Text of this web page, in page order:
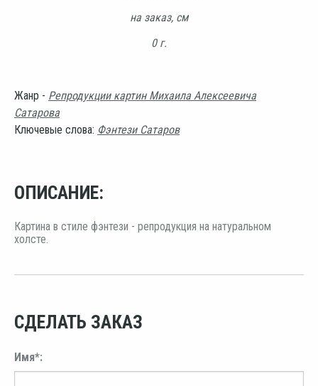
на заказ, см
0 г.
Жанр - Репродукции картин Михаила Алексеевича
Сатарова
Ключевые слова: Фэнтези Сатаров
ОПИСАНИЕ:
Картина в стиле фэнтези - репродукция на натуральном
холсте.
СДЕЛАТЬ ЗАКАЗ
Имя*: